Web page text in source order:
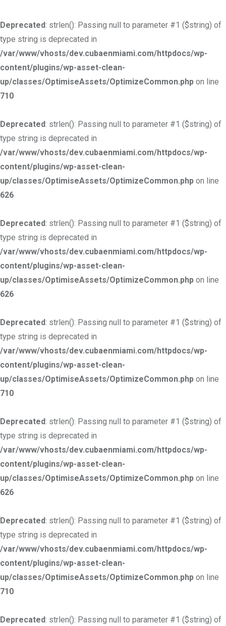
Deprecated: strlen(): Passing null to parameter #1 ($string) of
type string is deprecated in
/var/www/vhosts/dev.cubaenmiami.com/httpdocs/wp-
content/plugins/wp-asset-clean-
up/classes/OptimiseAssets/OptimizeCommon.php on line
710
Deprecated: strlen(): Passing null to parameter #1 ($string) of
type string is deprecated in
/var/www/vhosts/dev.cubaenmiami.com/httpdocs/wp-
content/plugins/wp-asset-clean-
up/classes/OptimiseAssets/OptimizeCommon.php on line
626
Deprecated: strlen(): Passing null to parameter #1 ($string) of
type string is deprecated in
/var/www/vhosts/dev.cubaenmiami.com/httpdocs/wp-
content/plugins/wp-asset-clean-
up/classes/OptimiseAssets/OptimizeCommon.php on line
626
Deprecated: strlen(): Passing null to parameter #1 ($string) of
type string is deprecated in
/var/www/vhosts/dev.cubaenmiami.com/httpdocs/wp-
content/plugins/wp-asset-clean-
up/classes/OptimiseAssets/OptimizeCommon.php on line
710
Deprecated: strlen(): Passing null to parameter #1 ($string) of
type string is deprecated in
/var/www/vhosts/dev.cubaenmiami.com/httpdocs/wp-
content/plugins/wp-asset-clean-
up/classes/OptimiseAssets/OptimizeCommon.php on line
626
Deprecated: strlen(): Passing null to parameter #1 ($string) of
type string is deprecated in
/var/www/vhosts/dev.cubaenmiami.com/httpdocs/wp-
content/plugins/wp-asset-clean-
up/classes/OptimiseAssets/OptimizeCommon.php on line
710
Deprecated: strlen(): Passing null to parameter #1 ($string) of